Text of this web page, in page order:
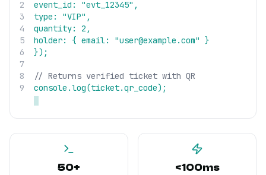
2
event_id: "evt_12345",
3
type: "VIP",
4
quantity: 2,
5
holder: { email: "user@example.com" }
6
});
7
8
// Returns verified ticket with QR
9
console.log(ticket.qr_code);
50+ <100ms